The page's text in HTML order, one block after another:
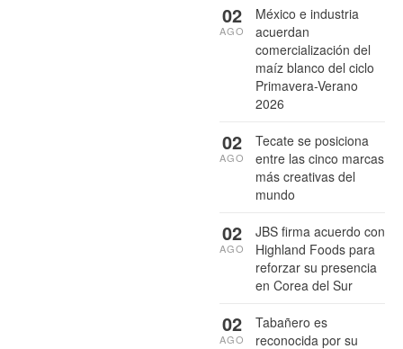
México e industria
acuerdan
comercialización del
maíz blanco del ciclo
Primavera-Verano
2026
02
AGO
Tecate se posiciona
entre las cinco marcas
más creativas del
mundo
02
AGO
JBS firma acuerdo con
Highland Foods para
reforzar su presencia
en Corea del Sur
02
AGO
Tabañero es
reconocida por su
02
AGO